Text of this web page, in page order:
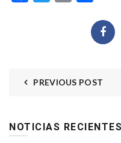
PREVIOUS POST
NOTICIAS RECIENTES